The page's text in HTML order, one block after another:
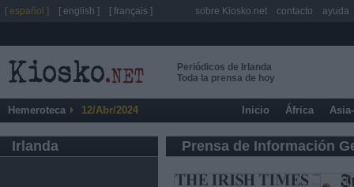
Periódicos de Irlanda
Toda la prensa de hoy
Hemeroteca 12/Abr/2024 Inicio África
Irlanda Prensa de Información
[ español ] [ english ] [ français ] sobre Kiosko.net contacto ayuda